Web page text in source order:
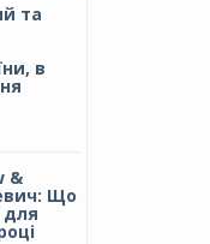
та
в
&
Що
для